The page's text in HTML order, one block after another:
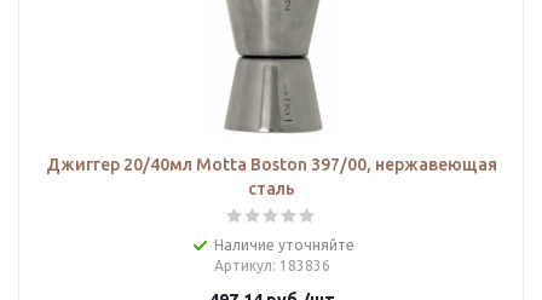
Джиггер 20/40мл Motta Boston 397/00, нержавеющая
сталь
Наличие уточняйте
Артикул: 183836